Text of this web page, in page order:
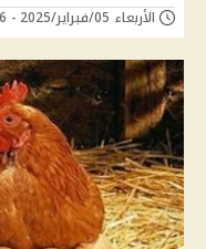
الأربعاء 05/فبراير/2025 - 08:56 ص